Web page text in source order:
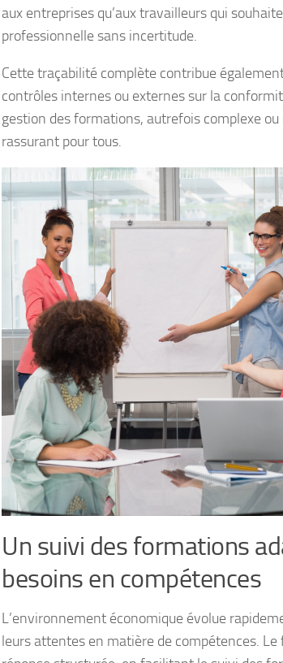
aux entreprises qu’aux travailleurs qui
professionnelle sans incertitude.
Cette traçabilité complète contribue
contrôles internes ou externes sur la
gestion des formations, autrefois complexe
rassurant pour tous.
Un suivi des formations
besoins en compétences
L’environnement économique évolue
leurs attentes en matière de compétences.